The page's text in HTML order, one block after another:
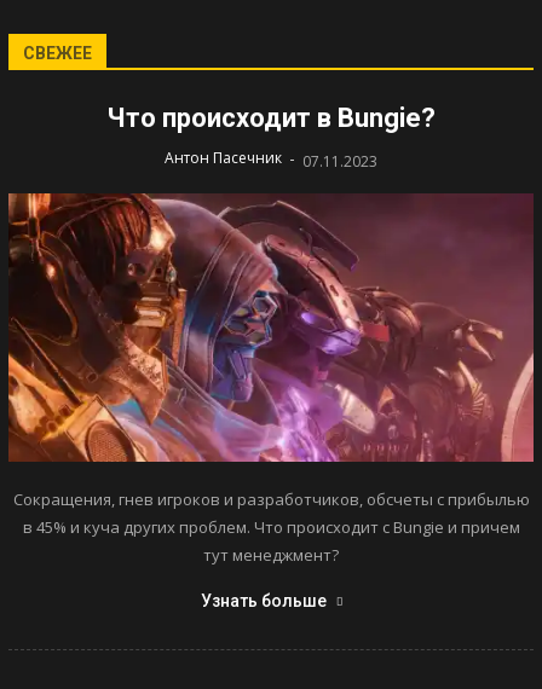
СВЕЖЕЕ
Что происходит в Bungie?
Антон Пасечник - 07.11.2023
Сокращения, гнев игроков и разработчиков, обсчеты с прибылью
в 45% и куча других проблем. Что происходит с Bungie и причем
тут менеджмент?
Узнать больше